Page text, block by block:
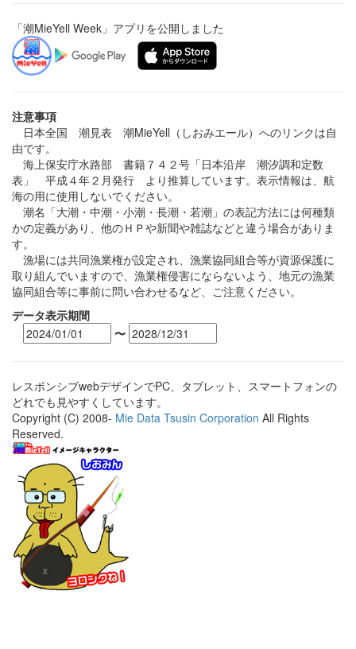
「潮MieYell Week」アプリを公開しました
注意事項
日本全国 潮見表 潮MieYell（しおみエール）へのリンクは自
由です。
海上保安庁水路部 書籍７４２号「日本沿岸 潮汐調和定数
表」 平成４年２月発行 より推算しています。表示情報は、航
海の用に使用しないでください。
潮名「大潮・中潮・小潮・長潮・若潮」の表記方法には何種類
かの定義があり、他のＨＰや新聞や雑誌などと違う場合がありま
す。
漁場には共同漁業権が設定され、漁業協同組合等が資源保護に
取り組んでいますので、漁業権侵害にならないよう、地元の漁業
協同組合等に事前に問い合わせるなど、ご注意ください。
データ表示期間
〜
レスポンシブwebデザインでPC、タブレット、スマートフォンの
どれでも見やすくしています。
Copyright (C) 2008- Mie Data Tsusin Corporation All Rights
Reserved.